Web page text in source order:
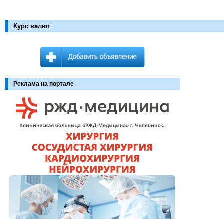
Курс валют
Реклама на портале